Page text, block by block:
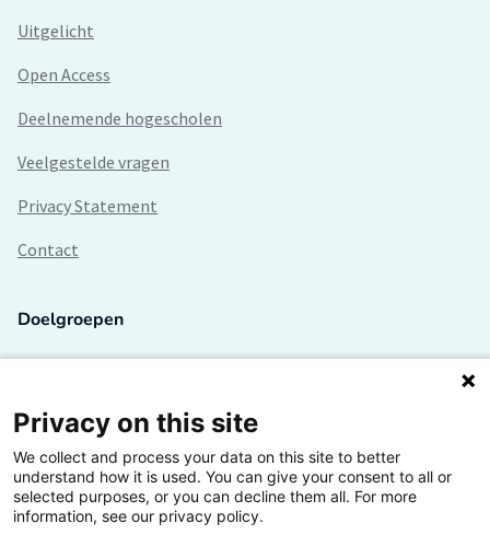
Uitgelicht
Open Access
Deelnemende hogescholen
Veelgestelde vragen
Privacy Statement
Contact
Doelgroepen
Lectoren en onderzoekers
Bedrijven
Hogescholen
Privacy on this site
We collect and process your data on this site to better
understand how it is used. You can give your consent to all or
selected purposes, or you can decline them all. For more
information, see our privacy policy.